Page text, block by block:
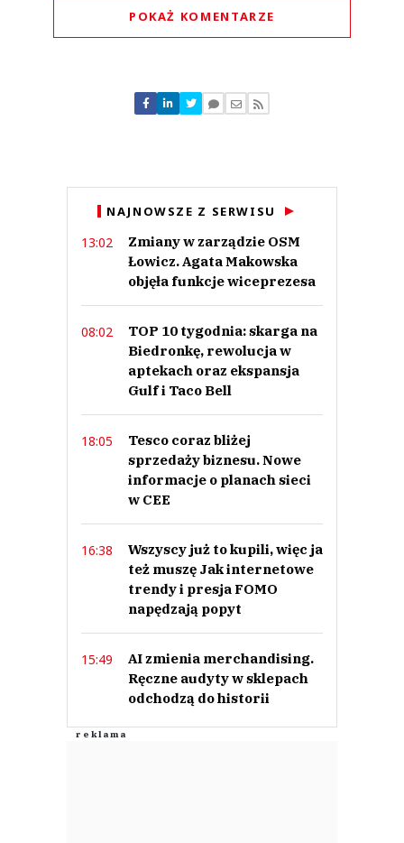
POKAŻ KOMENTARZE
Nie znaleziono komentarzy
Zostaw swoje komentarze
NAJNOWSZE Z SERWISU
13:02
Zmiany w zarządzie OSM
Łowicz. Agata Makowska
objęła funkcje wiceprezesa
08:02
TOP 10 tygodnia: skarga na
Biedronkę, rewolucja w
aptekach oraz ekspansja
Gulf i Taco Bell
18:05
Tesco coraz bliżej
sprzedaży biznesu. Nowe
informacje o planach sieci
w CEE
16:38
Wszyscy już to kupili, więc ja
też muszę Jak internetowe
trendy i presja FOMO
napędzają popyt
15:49
AI zmienia merchandising.
Ręczne audyty w sklepach
odchodzą do historii